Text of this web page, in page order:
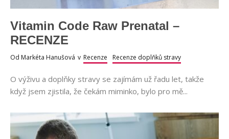
Vitamin Code Raw Prenatal –
RECENZE
Od Markéta Hanušová v Recenze Recenze doplňků stravy
O výživu a doplňky stravy se zajímám už řadu let, takže
když jsem zjistila, že čekám miminko, bylo pro mě...